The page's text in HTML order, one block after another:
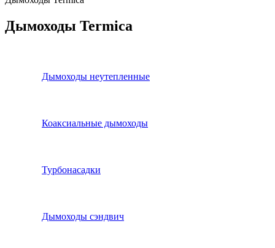
Дымоходы Termica
Дымоходы неутепленные
Коаксиальные дымоходы
Турбонасадки
Дымоходы сэндвич